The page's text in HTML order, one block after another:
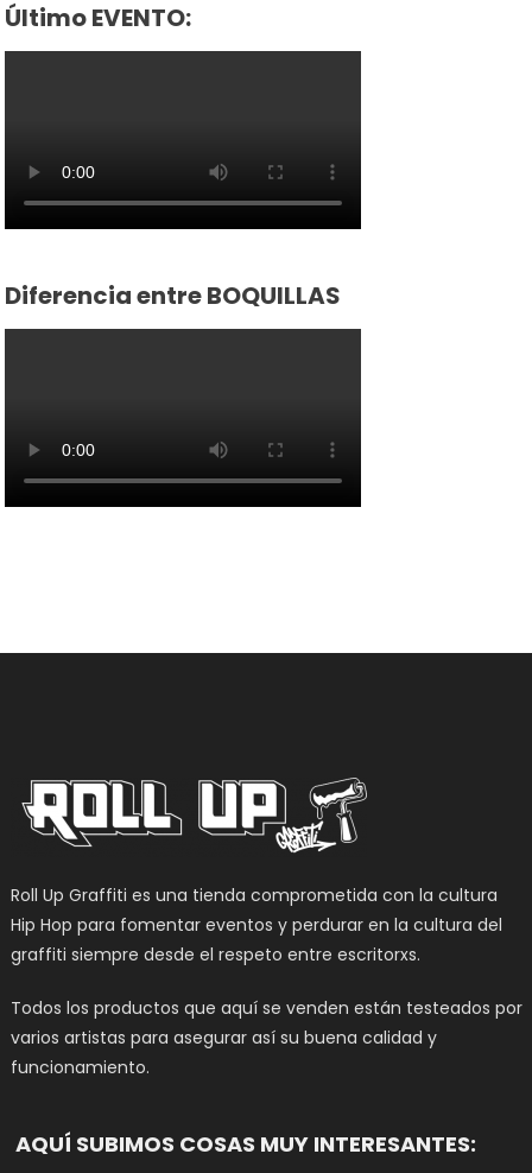
Último EVENTO:
Diferencia entre BOQUILLAS
Roll Up Graffiti es una tienda comprometida con la cultura
Hip Hop para fomentar eventos y perdurar en la cultura del
graffiti siempre desde el respeto entre escritorxs.
Todos los productos que aquí se venden están testeados por
varios artistas para asegurar así su buena calidad y
funcionamiento.
AQUÍ SUBIMOS COSAS MUY INTERESANTES: